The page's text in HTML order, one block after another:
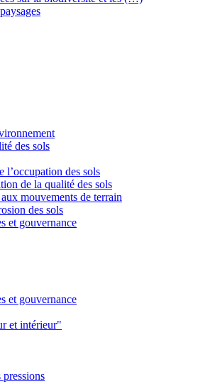
des sols
l’occupation des sols
de la qualité des sols
mouvements de terrain
des sols
et gouvernance
et gouvernance
et intérieur"
pressions